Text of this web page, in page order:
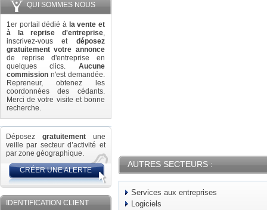
QUI SOMMES NOUS
1er portail dédié à la vente et
à la reprise d'entreprise,
inscrivez-vous et déposez
gratuitement votre annonce
de reprise d'entreprise en
quelques clics. Aucune
commission n'est demandée.
Repreneur, obtenez les
coordonnées des cédants.
Merci de votre visite et bonne
recherche.
Déposez gratuitement une
veille par secteur d’activité et
par zone géographique.
CRÉER UNE ALERTE
IDENTIFICATION CLIENT
AUTRES SECTEURS :
Services aux entreprises
Logiciels